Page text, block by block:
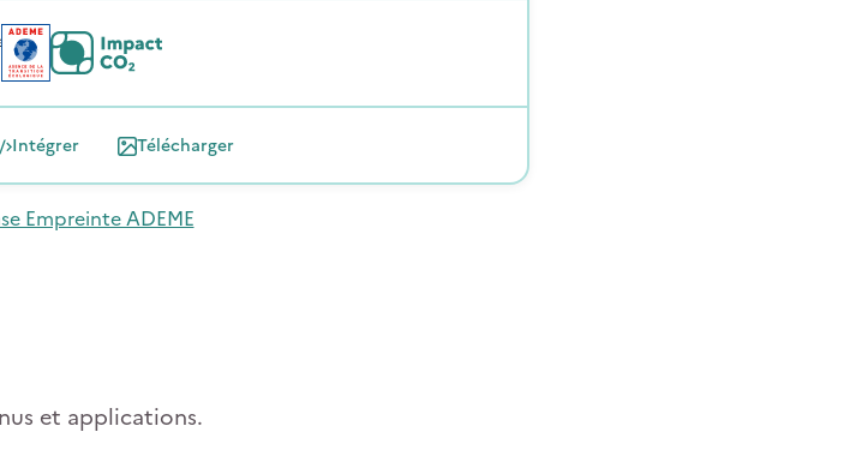
Intégrer Télécharger
Empreinte ADEME
et applications.